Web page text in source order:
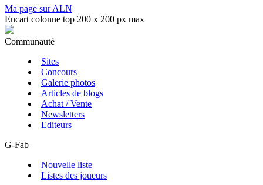
Ma page sur ALN
Encart colonne top 200 x 200 px max
Communauté
Sites
Concours
Galerie photos
Articles de blogs
Achat / Vente
Newsletters
Editeurs
G-Fab
Nouvelle liste
Listes des joueurs